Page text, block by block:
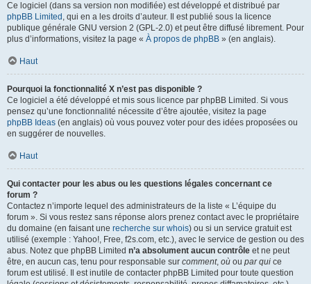
Ce logiciel (dans sa version non modifiée) est développé et distribué par
phpBB Limited , qui en a les droits d’auteur. Il est publié sous la licence
publique générale GNU version 2 (GPL-2.0) et peut être diffusé librement. Pour
plus d’informations, visitez la page « À propos de phpBB » (en anglais).
Haut
Pourquoi la fonctionnalité X n’est pas disponible ?
Ce logiciel a été développé et mis sous licence par phpBB Limited. Si vous
pensez qu’une fonctionnalité nécessite d’être ajoutée, visitez la page
phpBB Ideas (en anglais) où vous pouvez voter pour des idées proposées ou
en suggérer de nouvelles.
Haut
Qui contacter pour les abus ou les questions légales concernant ce
forum ?
Contactez n’importe lequel des administrateurs de la liste « L’équipe du
forum ». Si vous restez sans réponse alors prenez contact avec le propriétaire
du domaine (en faisant une recherche sur whois) ou si un service gratuit est
utilisé (exemple : Yahoo!, Free, f2s.com, etc.), avec le service de gestion ou des
abus. Notez que phpBB Limited n’a absolument aucun contrôle et ne peut
être, en aucun cas, tenu pour responsable sur comment, où ou par qui ce
forum est utilisé. Il est inutile de contacter phpBB Limited pour toute question